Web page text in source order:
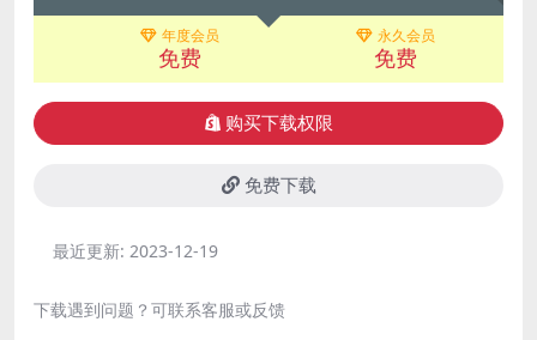
年度会员
免费
永久会员
免费
购买下载权限
免费下载
最近更新: 2023-12-19
下载遇到问题？可联系客服或反馈